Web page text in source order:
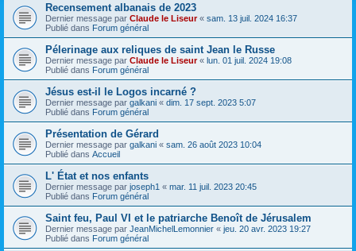
Recensement albanais de 2023
Dernier message par Claude le Liseur« sam. 13 juil. 2024 16:37
Publié dans Forum général
Pélerinage aux reliques de saint Jean le Russe
Dernier message par Claude le Liseur« lun. 01 juil. 2024 19:08
Publié dans Forum général
Jésus est-il le Logos incarné ?
Dernier message par galkani « dim. 17 sept. 2023 5:07
Publié dans Forum général
Présentation de Gérard
Dernier message par galkani « sam. 26 août 2023 10:04
Publié dans Accueil
L' État et nos enfants
Dernier message par joseph1 « mar. 11 juil. 2023 20:45
Publié dans Forum général
Saint feu, Paul VI et le patriarche Benoît de Jérusalem
Dernier message par JeanMichelLemonnier « jeu. 20 avr. 2023 19:27
Publié dans Forum général